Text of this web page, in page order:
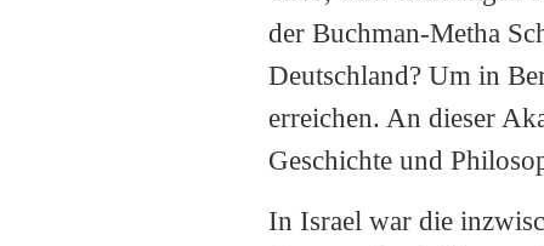
der Buchman-Metha
Deutschland? Um in
erreichen. An dieser
Geschichte und
In Israel war die